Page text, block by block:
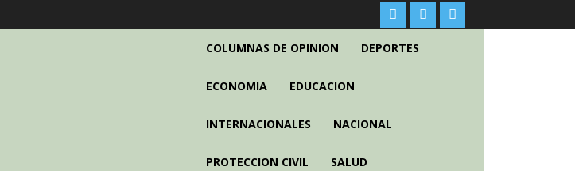
COLUMNAS DE OPINION DEPORTES
ECONOMIA EDUCACION
INTERNACIONALES NACIONAL
PROTECCION CIVIL SALUD